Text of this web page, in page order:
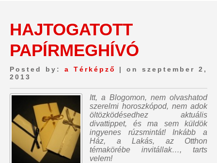
HAJTOGATOTT
PAPÍRMEGHÍVÓ
Posted by: a Térképző
| on szeptember 2,
2013
Itt, a Blogomon, nem olvashatod
szerelmi horoszkópod, nem adok
öltözködésedhez aktuális
divattippet, és ma sem küldök
ingyenes rúzsmintát! Inkább a
Ház, a Lakás, az Otthon
témakörébe invitállak…, tarts
velem!